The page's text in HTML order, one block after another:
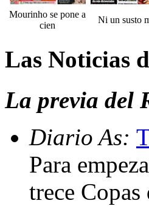
Mourinho se pone a
cien
Ni un susto
Las Noticias
La previa del
Diario As:
Para
trece